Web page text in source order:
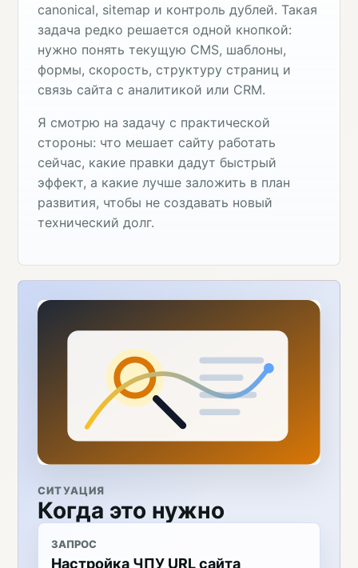
canonical, sitemap и контроль дублей. Такая
задача редко решается одной кнопкой:
нужно понять текущую CMS, шаблоны,
формы, скорость, структуру страниц и
связь сайта с аналитикой или CRM.
Я смотрю на задачу с практической
стороны: что мешает сайту работать
сейчас, какие правки дадут быстрый
эффект, а какие лучше заложить в план
развития, чтобы не создавать новый
технический долг.
СИТУАЦИЯ
Когда это нужно
ЗАПРОС
Настройка ЧПУ URL сайта